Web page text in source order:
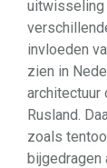
uitwisseling
invloeden
zien in
architectuur
Rusland.
zoals
bijgedragen